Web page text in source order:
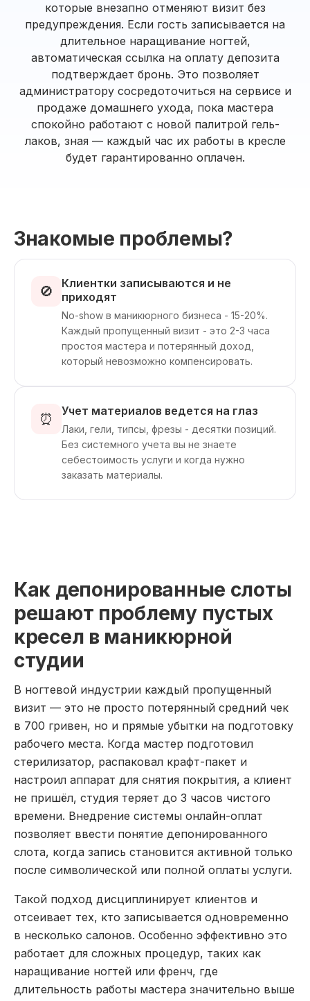
которые внезапно отменяют визит без
предупреждения. Если гость записывается на
длительное наращивание ногтей,
автоматическая ссылка на оплату депозита
подтверждает бронь. Это позволяет
администратору сосредоточиться на сервисе и
продаже домашнего ухода, пока мастера
спокойно работают с новой палитрой гель-
лаков, зная — каждый час их работы в кресле
будет гарантированно оплачен.
Знакомые проблемы?
🚫
Клиентки записываются и не
приходят
No-show в маникюрного бизнеса - 15-20%.
Каждый пропущенный визит - это 2-3 часа
простоя мастера и потерянный доход,
который невозможно компенсировать.
⏰ Учет материалов ведется на глаз
Лаки, гели, типсы, фрезы - десятки позиций.
Без системного учета вы не знаете
себестоимость услуги и когда нужно
заказать материалы.
Как депонированные слоты
решают проблему пустых
кресел в маникюрной
студии
В ногтевой индустрии каждый пропущенный
визит — это не просто потерянный средний чек
в 700 гривен, но и прямые убытки на подготовку
рабочего места. Когда мастер подготовил
стерилизатор, распаковал крафт-пакет и
настроил аппарат для снятия покрытия, а клиент
не пришёл, студия теряет до 3 часов чистого
времени. Внедрение системы онлайн-оплат
позволяет ввести понятие депонированного
слота, когда запись становится активной только
после символической или полной оплаты услуги.
Такой подход дисциплинирует клиентов и
отсеивает тех, кто записывается одновременно
в несколько салонов. Особенно эффективно это
работает для сложных процедур, таких как
наращивание ногтей или френч, где
длительность работы мастера значительно выше